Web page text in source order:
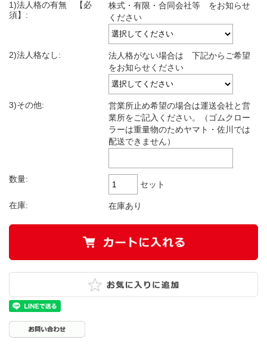
1)法人格の有無 【必
須】:
株式・有限・合同会社等 をお知らせ
ください
2)法人格なし:
法人格がない場合は 下記からご希望
をお知らせください
3)その他:
営業所止め希望の場合は運送会社と営
業所をご記入ください。（ゴムクロー
ラーは重量物のためヤマト・佐川では
配送できません）
数量:
セット
在庫: 在庫あり